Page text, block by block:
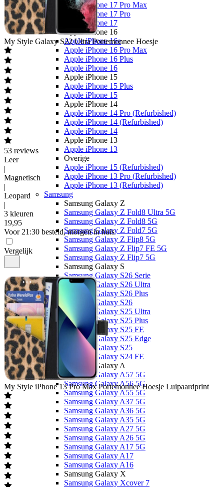
Apple iPhone 17 Pro Max
Apple iPhone 17 Pro
Apple iPhone 17
Apple iPhone 16
Apple iPhone 16e
Apple iPhone 16 Pro Max
Apple iPhone 16 Plus
Apple iPhone 16
Apple iPhone 15
Apple iPhone 15 Plus
Apple iPhone 15
Apple iPhone 14
Apple iPhone 14 Pro (Refurbished)
Apple iPhone 14 (Refurbished)
Apple iPhone 14
Apple iPhone 13
Apple iPhone 13
Overige
Apple iPhone 15 (Refurbished)
Apple iPhone 13 Pro (Refurbished)
Apple iPhone 13 (Refurbished)
Samsung
Samsung Galaxy Z
Samsung Galaxy Z Fold8 Ultra 5G
Samsung Galaxy Z Fold8 5G
Samsung Galaxy Z Fold7 5G
Samsung Galaxy Z Flip8 5G
Samsung Galaxy Z Flip7 FE 5G
Samsung Galaxy Z Flip7 5G
Samsung Galaxy S
Samsung Galaxy S26 Serie
Samsung Galaxy S26 Ultra
Samsung Galaxy S26 Plus
Samsung Galaxy S26
Samsung Galaxy S25 Ultra
Samsung Galaxy S25 Plus
Samsung Galaxy S25 FE
Samsung Galaxy S25 Edge
Samsung Galaxy S25
Samsung Galaxy S24 FE
Samsung Galaxy A
Samsung Galaxy A57 5G
Samsung Galaxy A56 5G
Samsung Galaxy A55 5G
Samsung Galaxy A37 5G
Samsung Galaxy A36 5G
Samsung Galaxy A35 5G
Samsung Galaxy A27 5G
Samsung Galaxy A26 5G
Samsung Galaxy A17 5G
Samsung Galaxy A17
Samsung Galaxy A16
Samsung Galaxy X
Samsung Galaxy Xcover 7
My Style Galaxy S22 Ultra Portemonnee Hoesje
53 reviews
Leer
|
Magnetisch
|
Leopard
|
3 kleuren
19,95
Voor 21:30 besteld, morgen in huis
Vergelijk
My Style iPhone 13 Pro Max Portemonnee Hoesje Luipaardprint